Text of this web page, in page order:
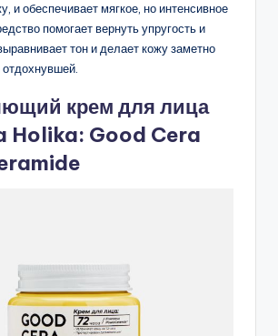
и обеспечивает мягкое, но интенсивное
помогает вернуть упругость и
тон и делает кожу заметно
крем для лица
Holika: Good Cera